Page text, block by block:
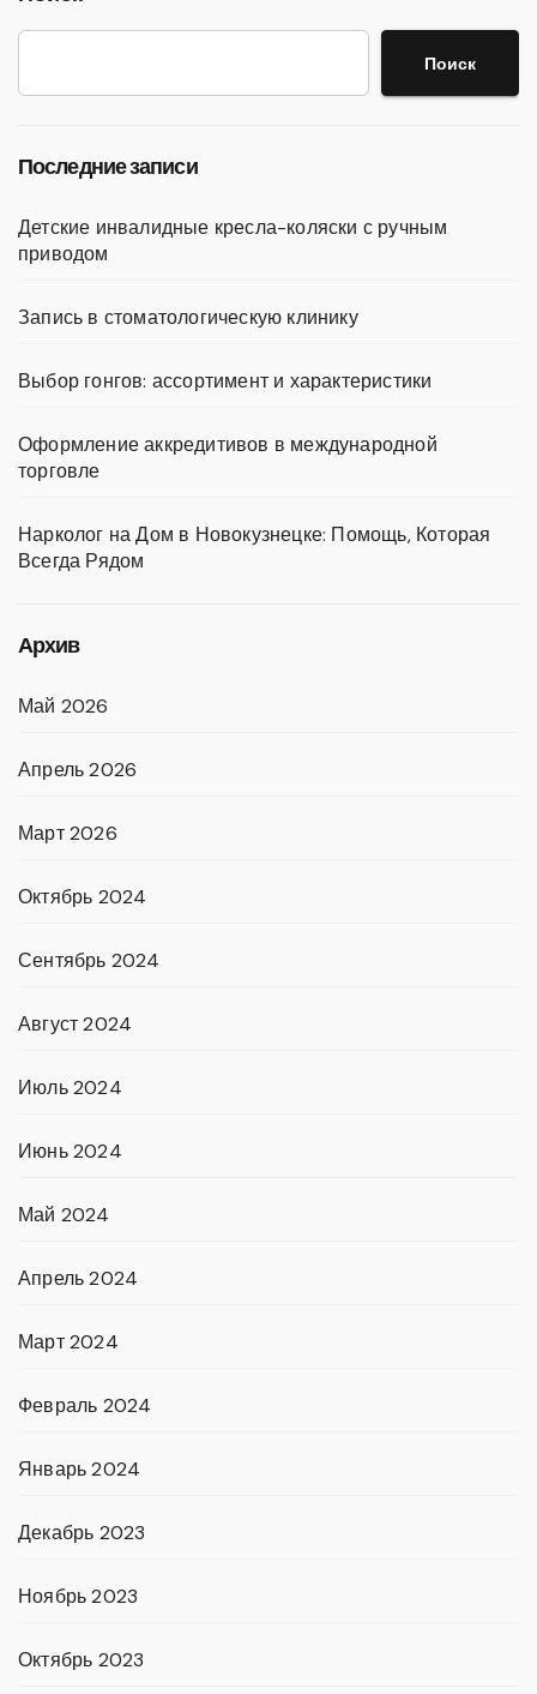
Поиск
Последние записи
Детские инвалидные кресла-коляски с ручным
приводом
Запись в стоматологическую клинику
Выбор гонгов: ассортимент и характеристики
Оформление аккредитивов в международной
торговле
Нарколог на Дом в Новокузнецке: Помощь, Которая
Всегда Рядом
Архив
Май 2026
Апрель 2026
Март 2026
Октябрь 2024
Сентябрь 2024
Август 2024
Июль 2024
Июнь 2024
Май 2024
Апрель 2024
Март 2024
Февраль 2024
Январь 2024
Декабрь 2023
Ноябрь 2023
Октябрь 2023